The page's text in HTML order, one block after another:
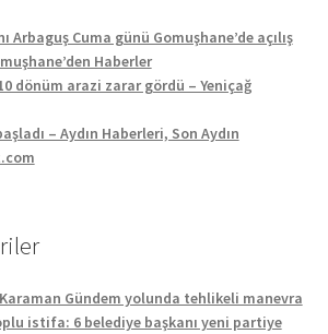
Arbaguş Cuma günü Gomuşhane’de açılış
Haberler
dönüm arazi zarar gördü – Yeniçağ
– Aydın Haberleri, Son Aydın
Gündem yolunda tehlikeli manevra
istifa: 6 belediye başkanı yeni partiye